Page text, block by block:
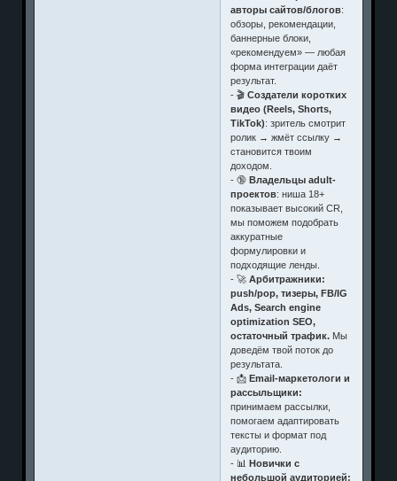
авторы сайтов/блогов:
обзоры, рекомендации,
баннерные блоки,
«рекомендуем» — любая
форма интеграции даёт
результат.
- 🎬Создатели коротких
видео (Reels, Shorts,
TikTok): зритель смотрит
ролик → жмёт ссылку →
становится твоим
доходом.
- 🔞 Владельцы adult-
проектов: ниша 18+
показывает высокий CR,
мы поможем подобрать
аккуратные
формулировки и
подходящие ленды.
- 🚀Арбитражники:
push/pop, тизеры, FB/IG
Ads, Search engine
optimization SEO,
остаточный трафик. Мы
доведём твой поток до
результата.
- 📩 Email-маркетологи и
рассыльщики:
принимаем рассылки,
помогаем адаптировать
тексты и формат под
аудиторию.
- 📊 Новички с
небольшой аудиторией: